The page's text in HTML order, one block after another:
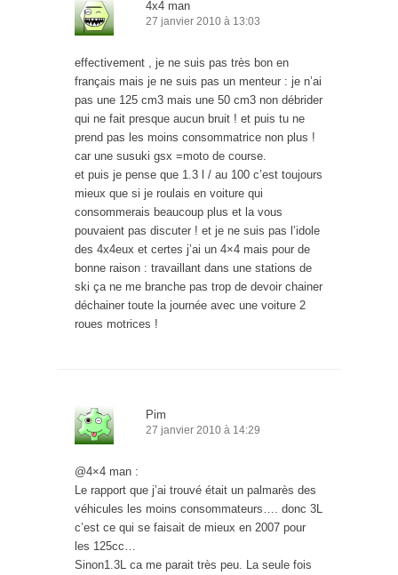
4x4 man
27 janvier 2010 à 13:03
effectivement , je ne suis pas très bon en
français mais je ne suis pas un menteur : je n’ai
pas une 125 cm3 mais une 50 cm3 non débrider
qui ne fait presque aucun bruit ! et puis tu ne
prend pas les moins consommatrice non plus !
car une susuki gsx =moto de course.
et puis je pense que 1.3 l / au 100 c’est toujours
mieux que si je roulais en voiture qui
consommerais beaucoup plus et la vous
pouvaient pas discuter ! et je ne suis pas l’idole
des 4x4eux et certes j’ai un 4×4 mais pour de
bonne raison : travaillant dans une stations de
ski ça ne me branche pas trop de devoir chainer
déchainer toute la journée avec une voiture 2
roues motrices !
Pim
27 janvier 2010 à 14:29
@4×4 man :
Le rapport que j’ai trouvé était un palmarès des
véhicules les moins consommateurs…. donc 3L
c’est ce qui se faisait de mieux en 2007 pour
les 125cc…
Sinon1.3L ca me parait très peu. La seule fois